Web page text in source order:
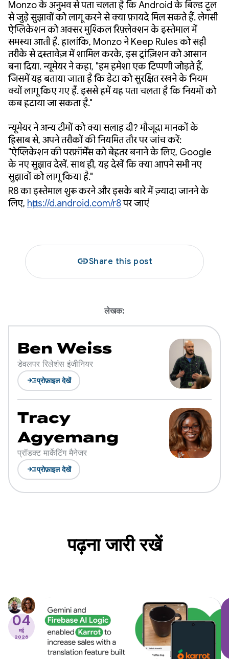
Monzo के अनुभव से पता चलता है कि Android के बिल्ड टूल
से जुड़े सुझावों को लागू करने से क्या फ़ायदे मिल सकते हैं. लेगसी
ऐप्लिकेशन को अक्सर मुश्किल रिफ़्लेक्शन के इस्तेमाल में
समस्या आती है. हालांकि, Monzo ने Keep Rules को सही
तरीके से दस्तावेज़ में शामिल करके, इस ट्रांज़िशन को आसान
बना दिया. न्यूमेयर ने कहा, "हम हमेशा एक टिप्पणी जोड़ते हैं,
जिसमें यह बताया जाता है कि डेटा को सुरक्षित रखने के नियम
क्यों लागू किए गए हैं. इससे हमें यह पता चलता है कि नियमों को
कब हटाया जा सकता है."
न्यूमेयर ने अन्य टीमों को क्या सलाह दी? मौजूदा मानकों के
हिसाब से, अपने तरीकों की नियमित तौर पर जांच करें:
"ऐप्लिकेशन की परफ़ॉर्मेंस को बेहतर बनाने के लिए, Google
के नए सुझाव देखें. साथ ही, यह देखें कि क्या आपने सभी नए
सुझावों को लागू किया है."
R8 का इस्तेमाल शुरू करने और इसके बारे में ज़्यादा जानने के
लिए, https://d.android.com/r8पर जाएं
linkShare this post
लेखक:
Ben Weiss
डेवलपर रिलेशंस इंजीनियर
read_moreप्रोफ़ाइल देखें
Tracy
Agyemang
प्रॉडक्ट मार्केटिंग मैनेजर
read_moreप्रोफ़ाइल देखें
पढ़ना जारी रखें
04
मई
2026